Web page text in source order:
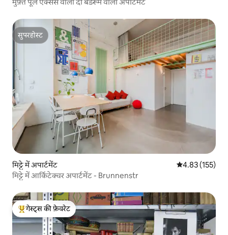
सुपरहोस्ट
सुपरहोस्ट
मिट्टे में अपार्टमेंट औसत रेटिंग 5 में से
4.83 (155)
मिट्टे में आर्किटेक्चर अपार्टमेंट - Brunnenstr
गेस्ट्स का टॉप फ़ेवरेट
गेस्ट्स की फ़ेवरेट